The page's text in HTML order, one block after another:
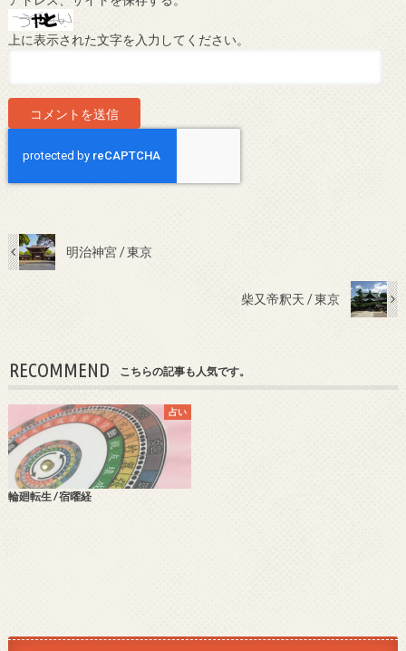
上に表示された文字を入力してください。
明治神宮 / 東京
柴又帝釈天 / 東京
RECOMMEND こちらの記事も人気です。
占い
輪廻転生 / 宿曜経